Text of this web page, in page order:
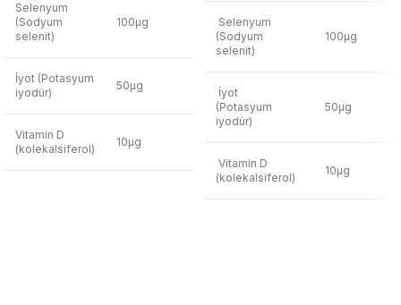
Selenyum
(Sodyum
selenit)
100µg
İyot (Potasyum
iyodür)
50µg
Vitamin D
(kolekalsiferol)
10µg
Selenyum
(Sodyum
selenit)
100µg
İyot
(Potasyum
iyodür)
50µg
Vitamin D
(kolekalsiferol)
10µg